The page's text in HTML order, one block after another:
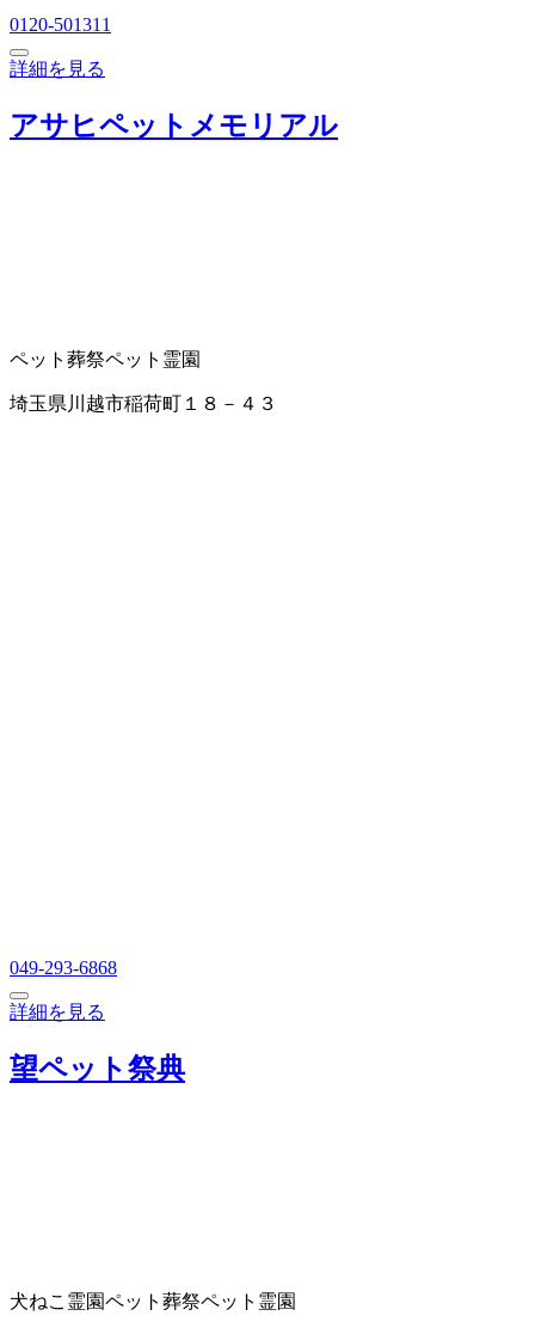
0120-501311
詳細を見る
アサヒペットメモリアル
ペット葬祭ペット霊園
埼玉県川越市稲荷町１８－４３
049-293-6868
詳細を見る
望ペット祭典
犬ねこ霊園ペット葬祭ペット霊園